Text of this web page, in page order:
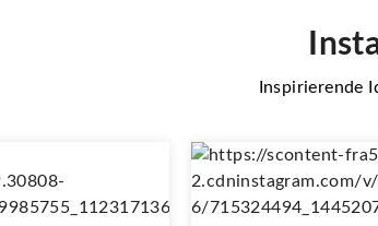
Inspirierende